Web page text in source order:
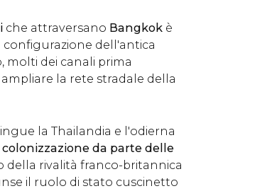
che attraversano Bangkok è
configurazione dell'antica
molti dei canali prima
la rete stradale della
la Thailandia e l'odierna
colonizzazione da parte delle
della rivalità franco-britannica
il ruolo di stato cuscinetto